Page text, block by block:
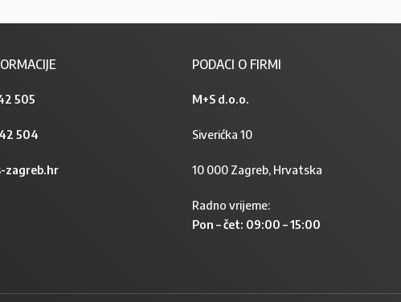
505
504
zagreb.hr
PODACI O FIRMI
M+S d.o.o.
Siverićka 10
10 000 Zagreb, Hrvatska
Radno vrijeme:
Pon – čet: 09:00 – 15:00